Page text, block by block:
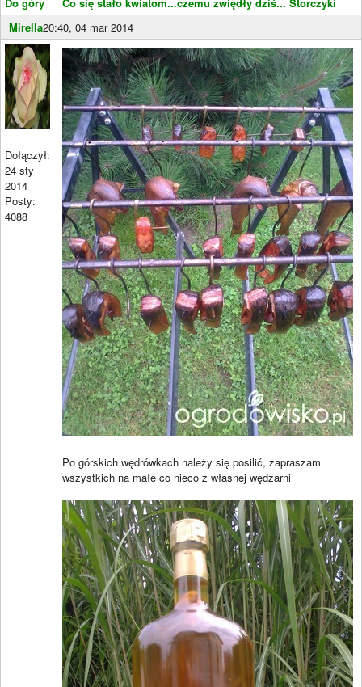
Do góry Co się stało kwiatom...czemu zwiędły dziś... Storczyki
Mirella20:40, 04 mar 2014
Dołączył:
24 sty
2014
Posty:
4088
Po górskich wędrówkach należy się posilić, zapraszam
wszystkich na małe co nieco z własnej wędzarni